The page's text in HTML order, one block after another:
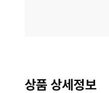
상품 상세정보